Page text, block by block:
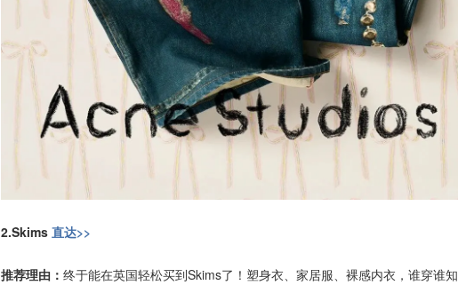
2.Skims 直达>>
推荐理由： 终于能在英国轻松买到Skims了！塑身衣、家居服、裸感内衣，谁穿谁知